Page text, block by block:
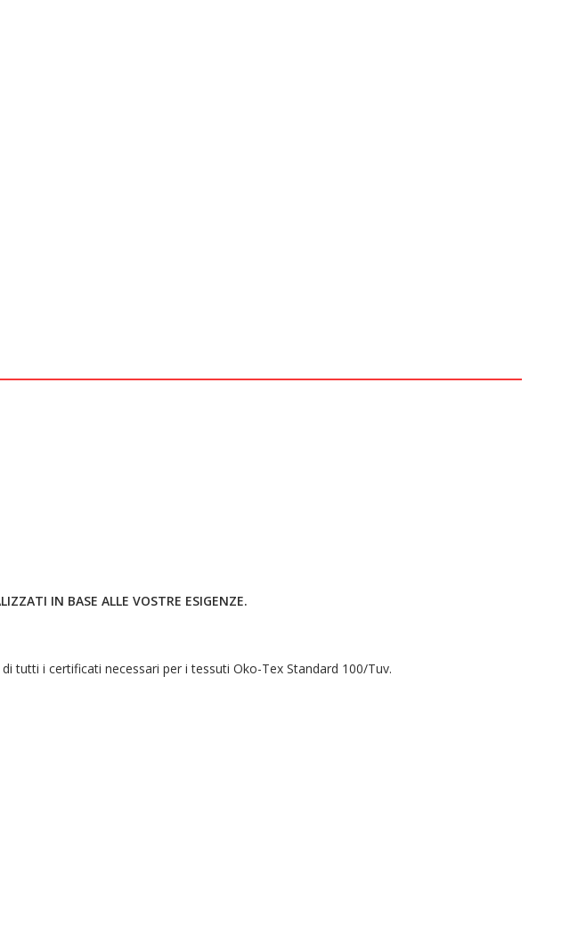
IN BASE ALLE VOSTRE ESIGENZE.
tutti i certificati necessari per i tessuti Oko-Tex Standard 100/Tuv.